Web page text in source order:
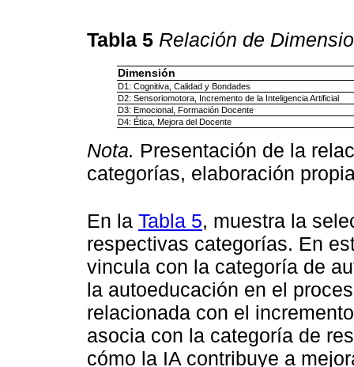
Tabla 5 Relación de
Dimensión
D1: Cognitiva, Calidad y Bondades
D2: Sensoriomotora, Incremento de la Inteligencia Artificial
D3: Emocional, Formación Docente
D4: Ética, Mejora del Docente
Nota. Presentación de la
categorías, elaboración
En la Tabla 5, muestra la
respectivas categorías. En
vincula con la categoría de
la autoeducación en el
relacionada con el
asocia con la categoría de
cómo la IA contribuye a